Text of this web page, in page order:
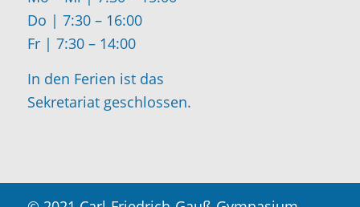
Do | 7:30 – 16:00
Fr | 7:30 – 14:00
In den Ferien ist das
Sekretariat geschlossen.